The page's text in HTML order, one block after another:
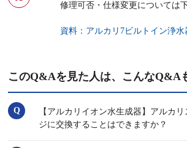
修理可否・仕様変更については
資料：アルカリ7ビルトイン浄
このQ&Aを見た人は、こんなQ&A
【アルカリイオン水生成器】アルカ
ジに交換することはできますか？